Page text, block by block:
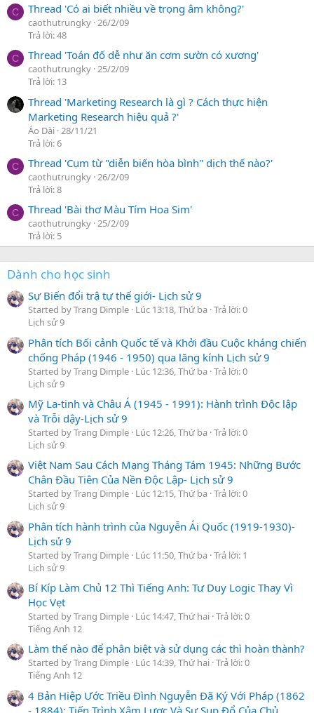
C Thread 'Có ai biết nhiều về trọng âm không?'
caothutrungky 26/2/09
Trả lời: 48
C Thread 'Toán đố dễ như ăn cơm sườn có xương'
caothutrungky 25/2/09
Trả lời: 13
Thread 'Marketing Research là gì ? Cách thực hiện
Marketing Research hiệu quả ?'
Áo Dài 28/11/21
Trả lời: 6
C Thread 'Cụm từ "diễn biến hòa bình" dịch thế nào?'
caothutrungky 26/2/09
Trả lời: 8
C Thread 'Bài thơ Màu Tím Hoa Sim'
caothutrungky 25/2/09
Trả lời: 5
Dành cho học sinh
Sự Biến đổi trậ tự thế giới- Lịch sử 9
Started by Trang Dimple Lúc 13:18, Thứ ba Trả lời: 0
Lịch sử 9
Phân tích Bối cảnh Quốc tế và Khởi đầu Cuộc kháng chiến
chống Pháp (1946 - 1950) qua lăng kính Lịch sử 9
Started by Trang Dimple Lúc 12:36, Thứ ba Trả lời: 0
Lịch sử 9
Mỹ La-tinh và Châu Á (1945 - 1991): Hành trình Độc lập
và Trỗi dậy-Lịch sử 9
Started by Trang Dimple Lúc 12:26, Thứ ba Trả lời: 0
Lịch sử 9
Việt Nam Sau Cách Mạng Tháng Tám 1945: Những Bước
Chân Đầu Tiên Của Nền Độc Lập- Lịch sử 9
Started by Trang Dimple Lúc 12:15, Thứ ba Trả lời: 0
Lịch sử 9
Phân tích hành trình của Nguyễn Ái Quốc (1919-1930)-
Lịch sử 9
Started by Trang Dimple Lúc 11:50, Thứ ba Trả lời: 1
Lịch sử 9
Bí Kíp Làm Chủ 12 Thì Tiếng Anh: Tư Duy Logic Thay Vì
Học Vẹt
Started by Trang Dimple Lúc 14:47, Thứ hai Trả lời: 0
Tiếng Anh 12
Làm thế nào để phân biệt và sử dụng các thì hoàn thành?
Started by Trang Dimple Lúc 14:39, Thứ hai Trả lời: 0
Tiếng Anh 12
4 Bản Hiệp Ước Triều Đình Nguyễn Đã Ký Với Pháp (1862
- 1884): Tiến Trình Xâm Lược Và Sự Sụp Đổ Của Chủ